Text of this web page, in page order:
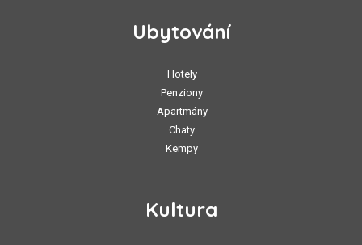
Ubytování
Hotely
Penziony
Apartmány
Chaty
Kempy
Kultura